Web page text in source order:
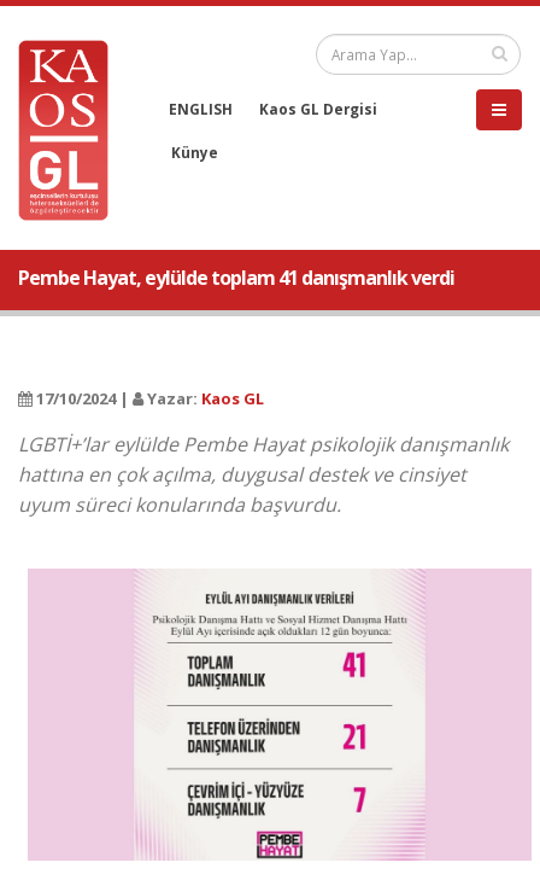
ENGLISH Kaos GL Dergisi
Künye
Pembe Hayat, eylülde toplam 41 danışmanlık verdi
17/10/2024 | Yazar: Kaos GL
LGBTİ+’lar eylülde Pembe Hayat psikolojik danışmanlık
hattına en çok açılma, duygusal destek ve cinsiyet
uyum süreci konularında başvurdu.